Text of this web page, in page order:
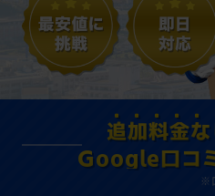
追加料金な
Google口コ
※